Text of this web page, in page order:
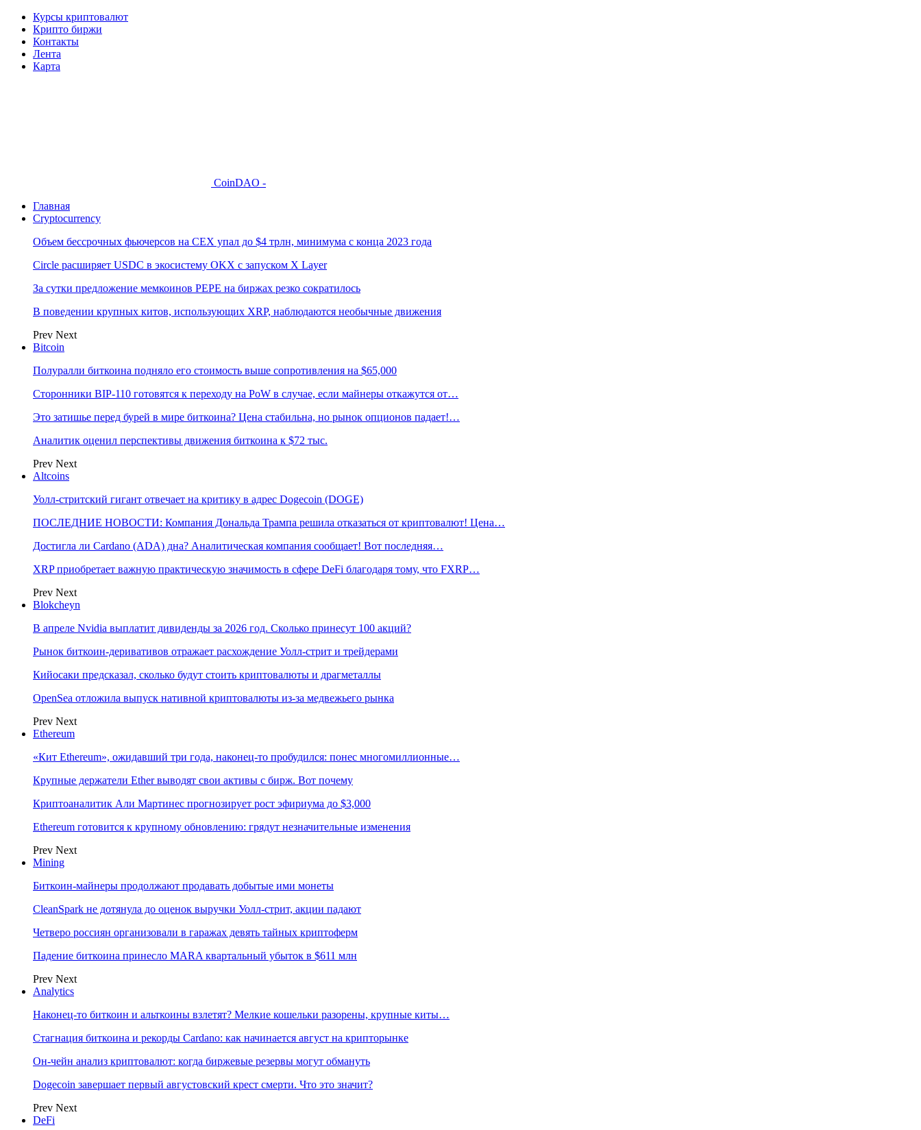
Курсы криптовалют
Крипто биржи
Контакты
Лента
Карта
CoinDAO -
Главная
Cryptocurrency
Объем бессрочных фьючерсов на CEX упал до $4 трлн, минимума с конца 2023 года
Circle расширяет USDC в экосистему OKX с запуском X Layer
За сутки предложение мемкоинов PEPE на биржах резко сократилось
В поведении крупных китов, использующих XRP, наблюдаются необычные движения
Prev Next
Bitcoin
Полуралли биткоина подняло его стоимость выше сопротивления на $65,000
Сторонники BIP-110 готовятся к переходу на PoW в случае, если майнеры откажутся от…
Это затишье перед бурей в мире биткоина? Цена стабильна, но рынок опционов падает!…
Аналитик оценил перспективы движения биткоина к $72 тыс.
Prev Next
Altcoins
Уолл-стритский гигант отвечает на критику в адрес Dogecoin (DOGE)
ПОСЛЕДНИЕ НОВОСТИ: Компания Дональда Трампа решила отказаться от криптовалют! Цена…
Достигла ли Cardano (ADA) дна? Аналитическая компания сообщает! Вот последняя…
XRP приобретает важную практическую значимость в сфере DeFi благодаря тому, что FXRP…
Prev Next
Blokcheyn
В апреле Nvidia выплатит дивиденды за 2026 год. Сколько принесут 100 акций?
Рынок биткоин-деривативов отражает расхождение Уолл-стрит и трейдерами
Кийосаки предсказал, сколько будут стоить криптовалюты и драгметаллы
OpenSea отложила выпуск нативной криптовалюты из-за медвежьего рынка
Prev Next
Ethereum
«Кит Ethereum», ожидавший три года, наконец-то пробудился: понес многомиллионные…
Крупные держатели Ether выводят свои активы с бирж. Вот почему
Криптоаналитик Али Мартинес прогнозирует рост эфириума до $3,000
Ethereum готовится к крупному обновлению: грядут незначительные изменения
Prev Next
Mining
Биткоин-майнеры продолжают продавать добытые ими монеты
CleanSpark не дотянула до оценок выручки Уолл-стрит, акции падают
Четверо россиян организовали в гаражах девять тайных криптоферм
Падение биткоина принесло MARA квартальный убыток в $611 млн
Prev Next
Analytics
Наконец-то биткоин и альткоины взлетят? Мелкие кошельки разорены, крупные киты…
Стагнация биткоина и рекорды Cardano: как начинается август на крипторынке
Он-чейн анализ криптовалют: когда биржевые резервы могут обмануть
Dogecoin завершает первый августовский крест смерти. Что это значит?
Prev Next
DeFi